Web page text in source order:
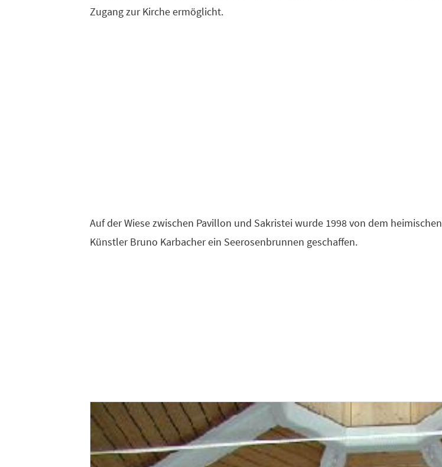
Zugang zur Kirche ermöglicht.
Auf der Wiese zwischen Pavillon und Sakristei wurde 1998 von dem heimischen
Künstler Bruno Karbacher ein Seerosenbrunnen geschaffen.